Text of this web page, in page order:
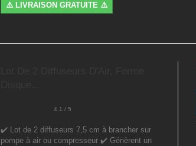
⚠️ LIVRAISON GRATUITE ⚠️
4.1 / 5
✔️ Lot de 2 diffuseurs 7,5 cm à brancher sur
pompe à air ou compresseur ✔️ Génèrent un